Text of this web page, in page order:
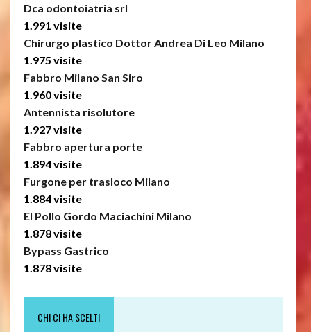
Dca odontoiatria srl
1.991 visite
Chirurgo plastico Dottor Andrea Di Leo Milano
1.975 visite
Fabbro Milano San Siro
1.960 visite
Antennista risolutore
1.927 visite
Fabbro apertura porte
1.894 visite
Furgone per trasloco Milano
1.884 visite
El Pollo Gordo Maciachini Milano
1.878 visite
Bypass Gastrico
1.878 visite
CHI CI HA SCELTI